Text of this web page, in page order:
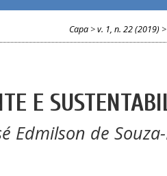
Capa>v. 1, n. 22 (2019)
E
Edmilson de